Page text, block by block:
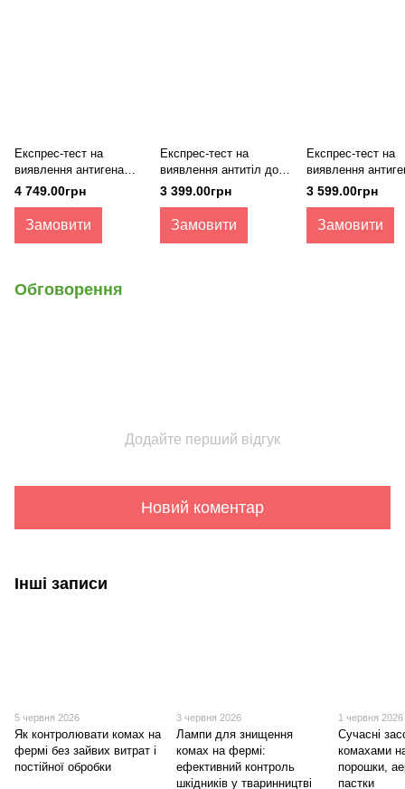
Експрес-тест на
виявлення антигена
дирофілярії та антитіл
до ерліхіозу, бореліозу
та анаплазмозу собак,
4 749.00грн
Замовити
Експрес-тест на
виявлення антитіл до
токсоплазмозу котів,
Toxoplasma Ab, Vet
Expert, 5 шт
3 399.00грн
Замовити
Експрес-тест на
виявлення
парвовірусу та
коронавірусу
CPV/CCV Ag, Vet
3 599.00грн
Замовити
Обговорення
Додайте перший відгук
Новий коментар
Інші записи
5 червня 2026
Як контролювати комах на
фермі без зайвих витрат і
постійної обробки
3 червня 2026
Лампи для знищення
комах на фермі:
ефективний контроль
шкідників у тваринництві
1 червня 2026
Сучасні
комахами
порошки,
пастки